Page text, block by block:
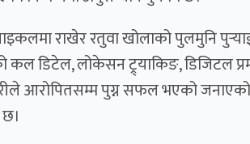
राखेर रतुवा खोलाको पुलमुनि
कल डिटेल, लोकेसन ट्र्याकिङ, डिजिटल
आरोपितसम्म पुग्न सफल भएको